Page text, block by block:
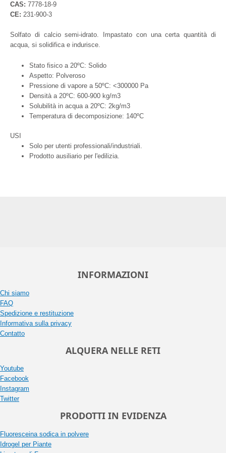
CAS: 7778-18-9
CE: 231-900-3
Solfato di calcio semi-idrato. Impastato con una certa quantità di
acqua, si solidifica e indurisce.
Stato fisico a 20ºC: Solido
Aspetto: Polveroso
Pressione di vapore a 50ºC: <300000 Pa
Densità a 20ºC: 600-900 kg/m3
Solubilità in acqua a 20ºC: 2kg/m3
Temperatura di decomposizione: 140ºC
USI
Solo per utenti professionali/industriali.
Prodotto ausiliario per l'edilizia.
INFORMAZIONI
Chi siamo
FAQ
Spedizione e restituzione
Informativa sulla privacy
Contatto
ALQUERA NELLE RETI
Youtube
Facebook
Instagram
Twitter
PRODOTTI IN EVIDENZA
Fluoresceina sodica in polvere
Idrogel per Piante